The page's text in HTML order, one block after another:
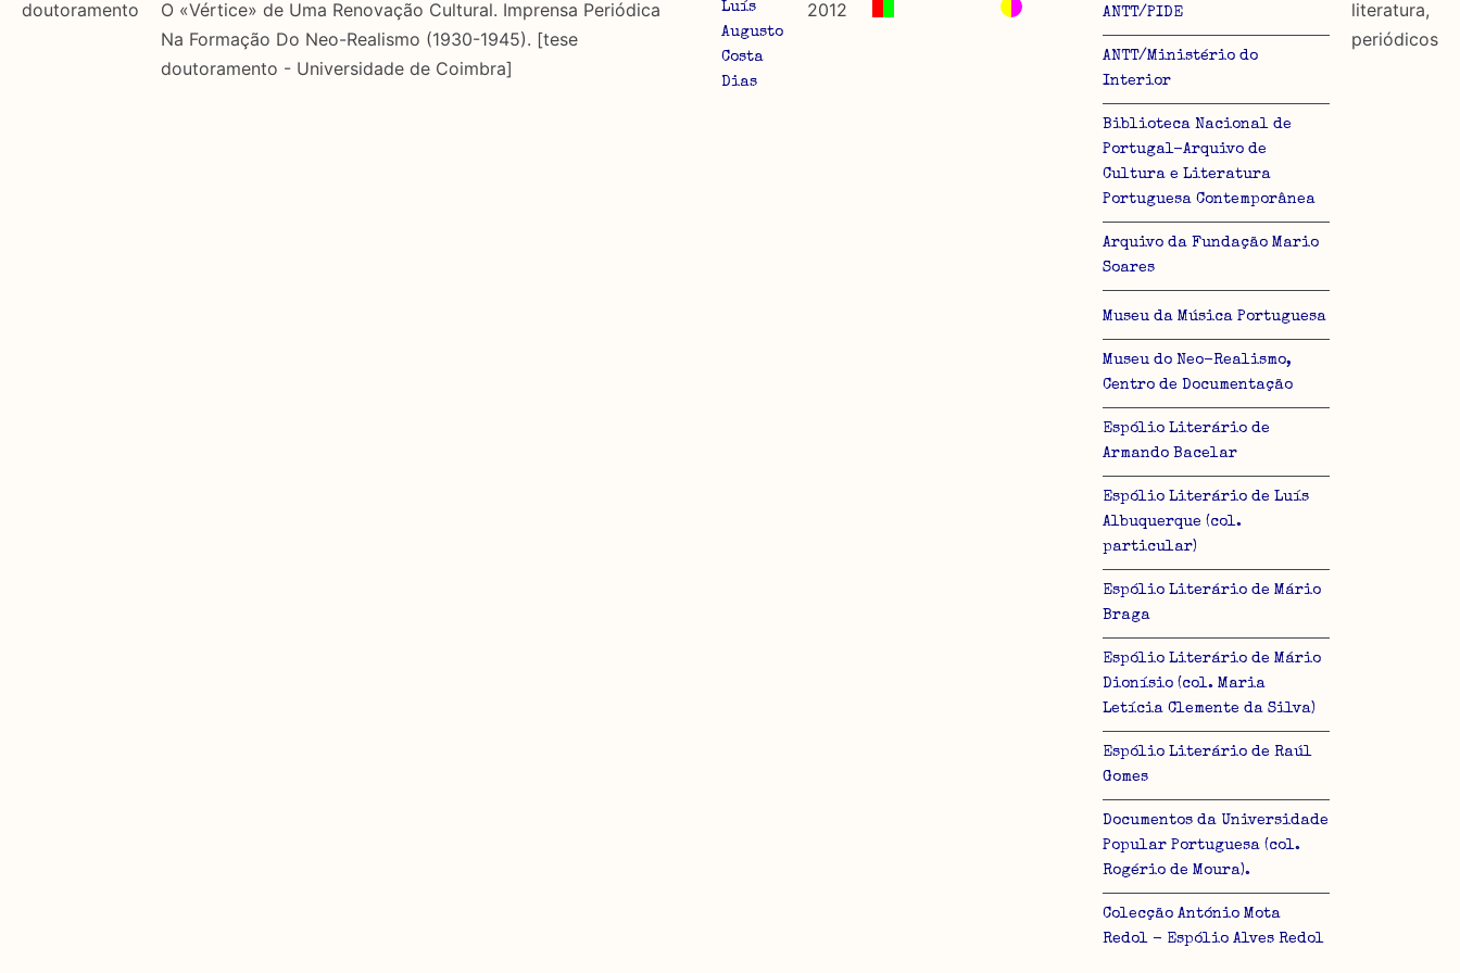
doutoramento
O «Vértice» de Uma Renovação Cultural. Imprensa Periódica
Na Formação Do Neo-Realismo (1930-1945). [tese
doutoramento - Universidade de Coimbra]
Luís
Augusto
Costa
Dias
2012 ANTT/PIDE
ANTT/Ministério do
Interior
Biblioteca Nacional de
Portugal-Arquivo de
Cultura e Literatura
Portuguesa Contemporânea
Arquivo da Fundação Mario
Soares
Museu da Música Portuguesa
Museu do Neo-Realismo,
Centro de Documentação
Espólio Literário de
Armando Bacelar
Espólio Literário de Luís
Albuquerque (col.
particular)
Espólio Literário de Mário
Braga
Espólio Literário de Mário
Dionísio (col. Maria
Letícia Clemente da Silva)
Espólio Literário de Raúl
Gomes
Documentos da Universidade
Popular Portuguesa (col.
Rogério de Moura).
Colecção António Mota
Redol - Espólio Alves Redol
literatura,
periódicos